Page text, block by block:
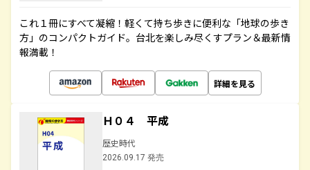
これ１冊にすべて凝縮！軽くて持ち歩きに便利な「地球の歩き
方」のコンパクトガイド。台北を楽しみ尽くすプラン＆最新情
報満載！
詳細を見る
Ｈ０４ 平成
歴史時代
2026.09.17 発売